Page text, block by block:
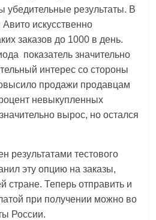
убедительные результаты. В
искусственно
заказов до 1000 в день.
показатель значительно
интерес со стороны
продажи продавцам
невыкупленных
вырос, но остался
результатами тестового
эту опцию на заказы,
Теперь отправить и
при получении можно во
России.